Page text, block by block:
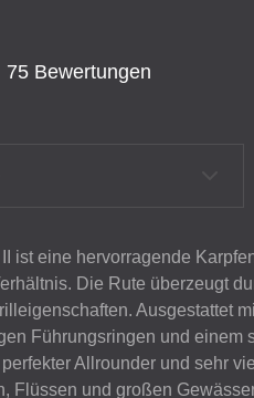
75 Bewertungen
ist eine hervorragende
Die Rute überzeugt
Ausgestattet
Führungsringen und einem
Allrounder und sehr
Flüssen und großen